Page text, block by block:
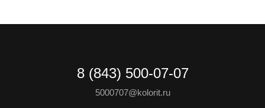
8 (843) 500-07-07
5000707@kolorit.ru